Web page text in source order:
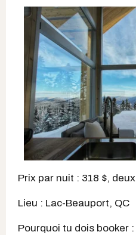
Prix par nuit : 318 $,
Lieu : Lac-Beauport, QC
Pourquoi tu dois booker